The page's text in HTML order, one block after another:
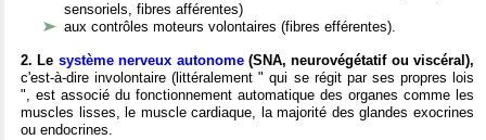
sensoriels, fibres afférentes)
aux contrôles moteurs volontaires (fibres efférentes).
2. Le système nerveux autonome(SNA, neurovégétatif ou viscéral),
c'est-à-dire involontaire (littéralement " qui se régit par ses propres lois
", est associé du fonctionnement automatique des organes comme les
muscles lisses, le muscle cardiaque, la majorité des glandes exocrines
ou endocrines.